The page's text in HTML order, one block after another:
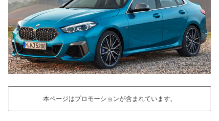
本ページはプロモーションが含まれています。